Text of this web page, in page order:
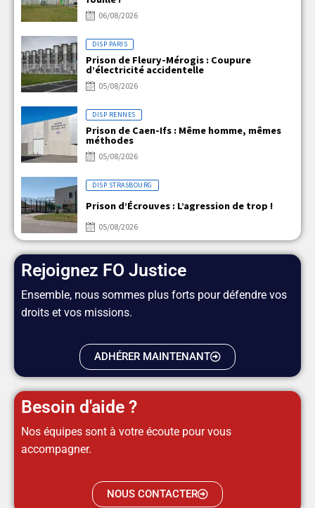
06/08/2026
DISP PARIS
Prison de Fleury-Mérogis : Coupure
d’électricité accidentelle
05/08/2026
DISP RENNES
Prison de Caen-Ifs : Même homme, mêmes
méthodes
05/08/2026
DISP STRASBOURG
Prison d’Écrouves : L’agression de trop !
05/08/2026
Rejoignez FO Justice
Ensemble, nous sommes plus forts pour défendre vos
droits et vos missions.
ADHÉRER MAINTENANT
Besoin d'aide ?
Nos équipes sont à votre écoute pour vous
accompagner.
NOUS CONTACTER